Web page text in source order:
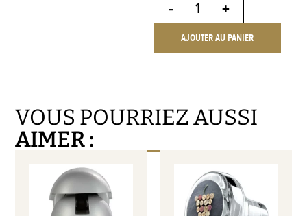
- +
AJOUTER AU PANIER
VOUS POURRIEZ AUSSI
AIMER :